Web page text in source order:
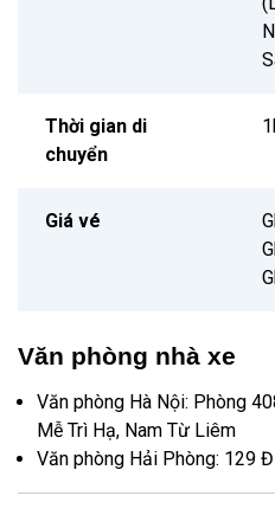
Thời gian di
chuyển
Giá vé
Văn phòng nhà xe
Văn phòng Hà Nội: Phòng
Mễ Trì Hạ, Nam Từ Liêm
Văn phòng Hải Phòng: 129